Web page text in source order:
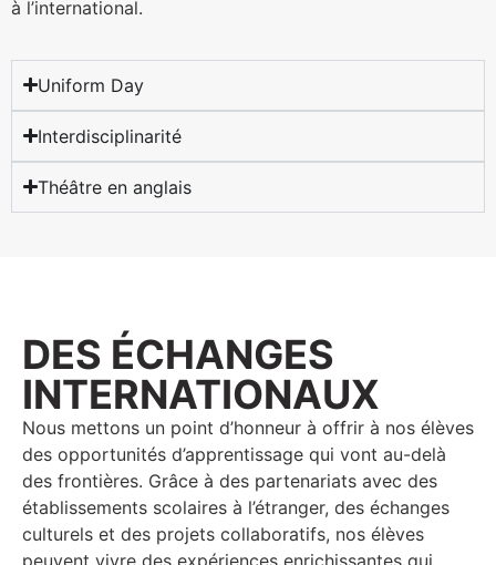
à l’international.
Uniform Day
Interdisciplinarité
Théâtre en anglais
DES ÉCHANGES
INTERNATIONAUX
Nous mettons un point d’honneur à offrir à nos élèves
des opportunités d’apprentissage qui vont au-delà
des frontières. Grâce à des partenariats avec des
établissements scolaires à l’étranger, des échanges
culturels et des projets collaboratifs, nos élèves
peuvent vivre des expériences enrichissantes qui